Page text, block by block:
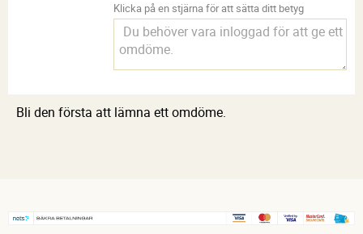
Klicka på en stjärna för att sätta ditt betyg
Bli den första att lämna ett omdöme.